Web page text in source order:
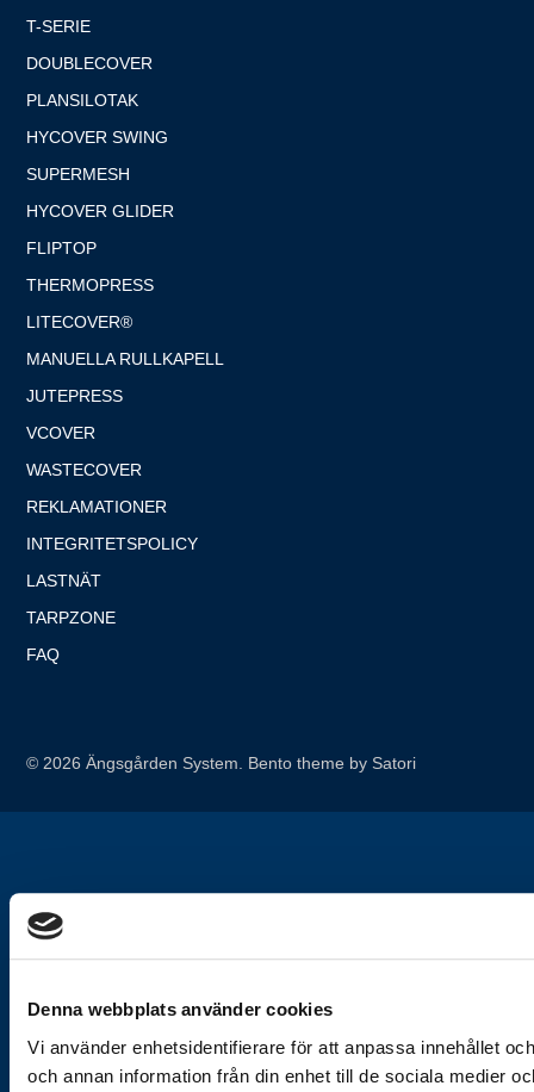
Denna webbplats använder cookies
Vi använder enhetsidentifierare för att anpassa innehållet
och annan information från din enhet till de sociala medier
T-SERIE
DOUBLECOVER
PLANSILOTAK
HYCOVER SWING
SUPERMESH
HYCOVER GLIDER
FLIPTOP
THERMOPRESS
LITECOVER®
MANUELLA RULLKAPELL
JUTEPRESS
VCOVER
WASTECOVER
REKLAMATIONER
INTEGRITETSPOLICY
LASTNÄT
TARPZONE
FAQ
© 2026 Ängsgården System. Bento theme by Satori